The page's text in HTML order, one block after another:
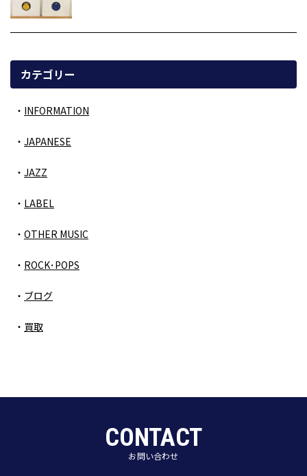
カテゴリー
INFORMATION
JAPANESE
JAZZ
LABEL
OTHER MUSIC
ROCK･POPS
ブログ
買取
CONTACT
お問い合わせ